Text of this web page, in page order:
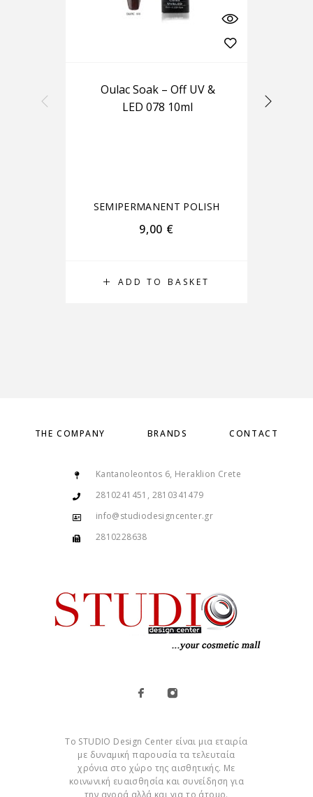
ADD TO BASKET
Oulac Soak – Off UV &
LED 078 10ml
SEMIPERMANENT POLISH
9,00 €
THE COMPANY BRANDS CONTACT
Kantanoleontos 6, Heraklion Crete
2810241451, 2810341479
info@studiodesigncenter.gr
2810228638
Το STUDIO Design Center είναι μια εταιρία
με δυναμική παρουσία τα τελευταία
χρόνια στο χώρο της αισθητικής. Με
κοινωνική ευαισθησία και συνείδηση για
την αγορά αλλά και για το άτομο.